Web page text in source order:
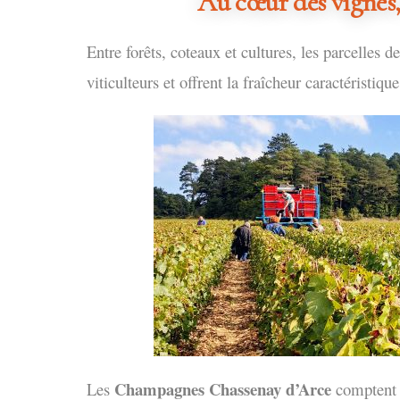
Entre forêts, coteaux et cultures, les parcelles
viticulteurs et offrent la fraîcheur
Les Champagnes Chassenay d’Arce comptent